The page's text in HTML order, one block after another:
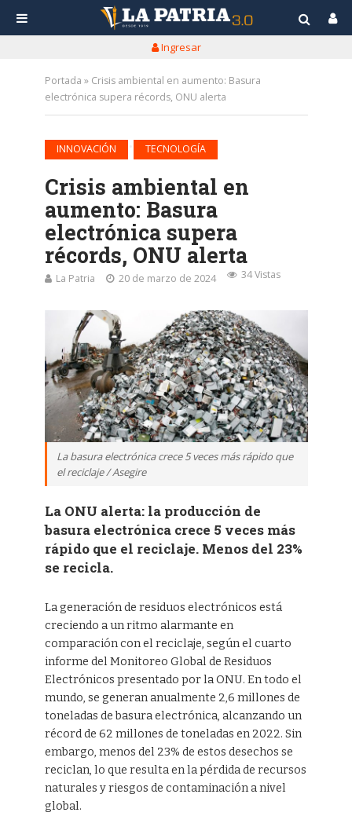
Ingresar
Portada » Crisis ambiental en aumento: Basura
electrónica supera récords, ONU alerta
INNOVACIÓN TECNOLOGÍA
Crisis ambiental en
aumento: Basura
electrónica supera
récords, ONU alerta
La Patria 20 de marzo de 2024 34 Vistas
La basura electrónica crece 5 veces más rápido que
el reciclaje / Asegire
La ONU alerta: la producción de
basura electrónica crece 5 veces más
rápido que el reciclaje. Menos del 23%
se recicla.
La generación de residuos electrónicos está
creciendo a un ritmo alarmante en
comparación con el reciclaje, según el cuarto
informe del Monitoreo Global de Residuos
Electrónicos presentado por la ONU. En todo el
mundo, se generan anualmente 2,6 millones de
toneladas de basura electrónica, alcanzando un
récord de 62 millones de toneladas en 2022. Sin
embargo, menos del 23% de estos desechos se
reciclan, lo que resulta en la pérdida de recursos
naturales y riesgos de contaminación a nivel
global.